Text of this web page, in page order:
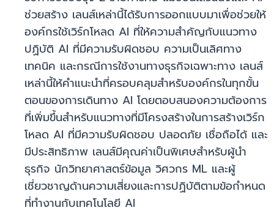
ช่วยสร้าง เลนส์เหล่านี้ได้รับการออกแบบมาเพื่อช่วยให้
องค์กรใช้เวิร์กโหลด AI ที่ให้ความสำคัญกับแนวทาง
ปฏิบัติ AI ที่มีความรับผิดชอบ ความเป็นเลิศทาง
เทคนิค และกรณีการใช้งานทางธุรกิจเฉพาะทาง เลนส์
เหล่านี้ให้คำแนะนำที่ครอบคลุมสำหรับองค์กรในทุกขั้น
ตอนของการเดินทาง AI โดยตอบสนองความต้องการ
ที่เพิ่มขึ้นสำหรับแนวทางที่มีโครงสร้างในการสร้างเวิร์ก
โหลด AI ที่มีความรับผิดชอบ ปลอดภัย เชื่อถือได้ และ
มีประสิทธิภาพ เลนส์มีคุณค่าเป็นพิเศษสำหรับผู้นำ
ธุรกิจ นักวิทยาศาสตร์ข้อมูล วิศวกร ML และผู้
เชี่ยวชาญด้านความเสี่ยงและการปฏิบัติตามข้อกำหนด
ที่ทำงานกับเทคโนโลยี AI